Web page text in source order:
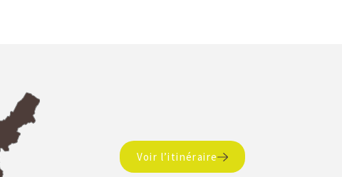
Voir l’itinéraire